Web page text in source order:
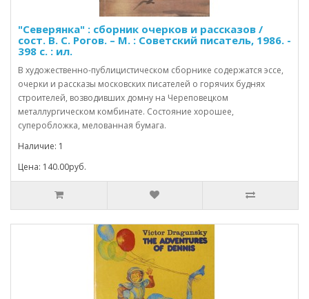
"Северянка" : сборник очерков и рассказов /
сост. В. С. Рогов. – М. : Советский писатель, 1986. -
398 с. : ил.
В художественно-публицистическом сборнике содержатся эссе,
очерки и рассказы московских писателей о горячих буднях
строителей, возводивших домну на Череповецком
металлургическом комбинате. Состояние хорошее,
суперобложка, мелованная бумага.
Наличие: 1
Цена: 140.00руб.